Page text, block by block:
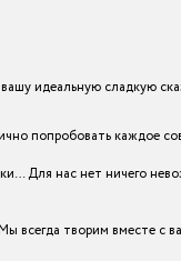
идеальную сладкую
попробовать каждое
Для нас нет ничего
всегда творим вместе с